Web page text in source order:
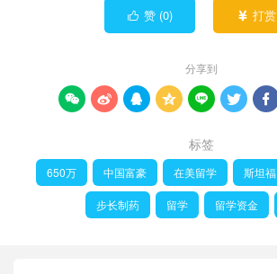
 赞 (0)  打赏
分享到
      
标签
650万 中国富豪 在美留学 斯坦福
步长制药 留学 留学资金